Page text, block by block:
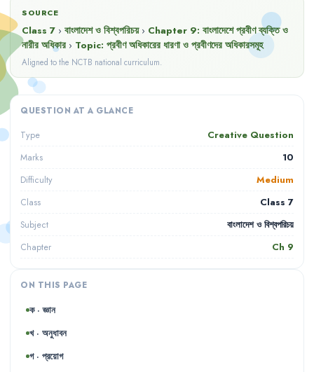
SOURCE
Class 7 › বাংলাদেশ ও বিশ্বপরিচয় › Chapter 9: বাংলাদেশে প্রবীণ ব্যক্তি ও
নারীর অধিকার › Topic: প্রবীণ অধিকারের ধারণা ও প্রবীণদের অধিকারসমূহ
Aligned to the NCTB national curriculum.
QUESTION AT A GLANCE
Type Creative Question
Marks 10
Difficulty Medium
Class Class 7
Subject বাংলাদেশ ও বিশ্বপরিচয়
Chapter Ch 9
ON THIS PAGE
ক · জ্ঞান
খ · অনুধাবন
গ · প্রয়োগ